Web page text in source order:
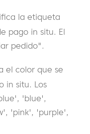
la etiqueta
pago in situ. El
pedido".
el color que se
in situ. Los
'blue',
'pink', 'purple',